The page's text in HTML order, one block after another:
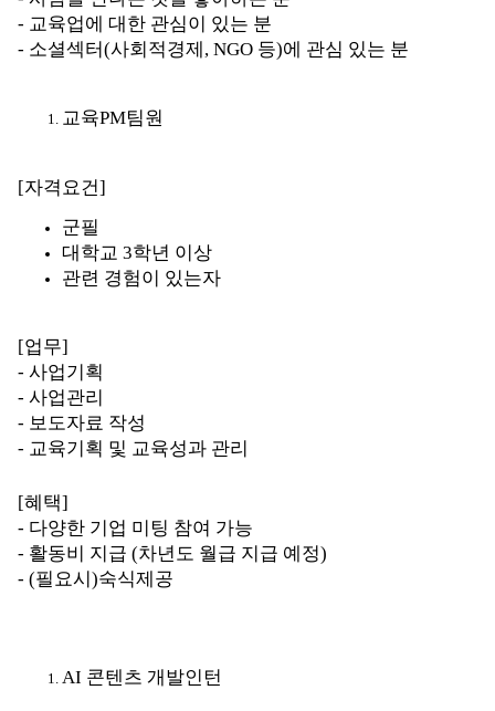
- 교육업에 대한 관심이 있는 분
- 소셜섹터(사회적경제, NGO 등)에 관심 있는 분
교육PM팀원
[자격요건]
군필
대학교 3학년 이상
관련 경험이 있는자
[업무]
- 사업기획
- 사업관리
- 보도자료 작성
- 교육기획 및 교육성과 관리
[혜택]
- 다양한 기업 미팅 참여 가능
- 활동비 지급 (차년도 월급 지급 예정)
- (필요시)숙식제공
AI 콘텐츠 개발인턴